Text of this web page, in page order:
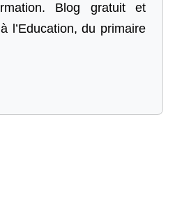
Blog gratuit et
l’Education, du primaire